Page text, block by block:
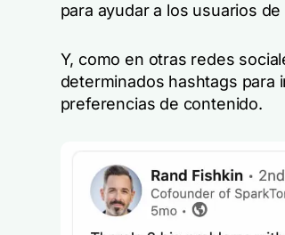
para ayudar a los usuarios
Y, como en otras redes
determinados hashtags para
preferencias de contenido.